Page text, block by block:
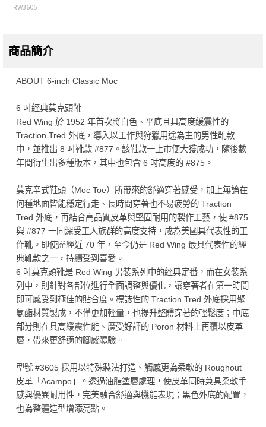
RW3605
商品簡介
ABOUT 6-inch Classic Moc
6 吋經典莫克頭靴
Red Wing 於 1952 年首次將白色、平底且具高度緩震性的
Traction Tred 外底，導入以工作與狩獵用途為主的男性靴款
中，並推出 8 吋靴款 #877。該鞋款一上市便大獲成功，隨後數
年間衍生出多種版本，其中也包含 6 吋高度的 #875。
莫克辛式鞋頭（Moc Toe）所帶來的舒適穿著感受，加上無論在
何種地面皆能穩定行走、長時間穿著也不易疲勞的 Traction
Tred 外底，再結合高品質皮革與堅固耐用的製作工藝，使 #875
與 #877 一同深受工人族群的高度支持，成為美國具代表性的工
作靴。即使歷經近 70 年，至今仍是 Red Wing 最具代表性的經
典靴款之一，持續受到喜愛。
6 吋莫克頭靴是 Red Wing 男裝系列中的經典定番，而在女裝系
列中，則針對各部位進行全面調整與優化，讓穿著者在第一時間
即可感受到極佳的貼合度。標誌性的 Traction Tred 外底採用聚
氨酯材質製成，不僅更加輕量，也提升整體穿著的輕鬆度；中底
部分則在具高緩震性能、廣受好評的 Poron 材料上再覆以皮革
層，帶來更舒適的腳感體驗。
型號 #3605 採用以特殊製法打造、觸感更為柔軟的 Roughout
皮革「Acampo」。透過油脂塗層處理，使皮革同時兼具柔軟手
感與優異耐用性，完美融合舒適與機能表現；黑色外底的配置，
也為整體造型增添亮點。